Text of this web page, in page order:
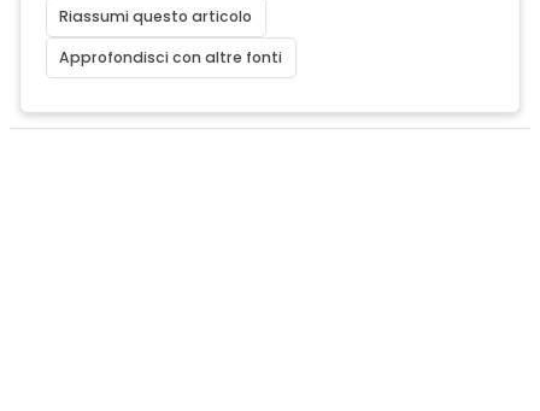
Riassumi questo articolo
Approfondisci con altre fonti